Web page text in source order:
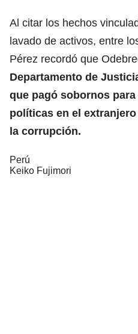
Al citar los hechos
lavado de activos, entre
Pérez recordó que
Departamento de
que pagó sobornos
políticas en el
la corrupción.
Perú
Keiko Fujimori